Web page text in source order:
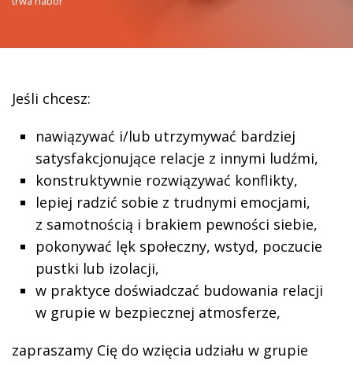
Jeśli chcesz:
nawiązywać i/lub utrzymywać bardziej
satysfakcjonujące relacje z innymi ludźmi,
konstruktywnie rozwiązywać konflikty,
lepiej radzić sobie z trudnymi emocjami,
z samotnością i brakiem pewności siebie,
pokonywać lęk społeczny, wstyd, poczucie
pustki lub izolacji,
w praktyce doświadczać budowania relacji
w grupie w bezpiecznej atmosferze,
zapraszamy Cię do wzięcia udziału w grupie